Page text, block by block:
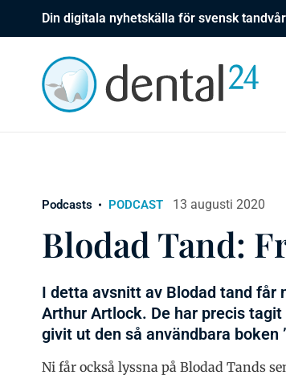
Din digitala nyhetskälla för svensk
Podcasts PODCAST 13 augusti 2020
Blodad Tand:
I detta avsnitt av Blodad tand får
Arthur Artlock. De har precis
givit ut den så användbara
Ni får också lyssna på Blodad Tands